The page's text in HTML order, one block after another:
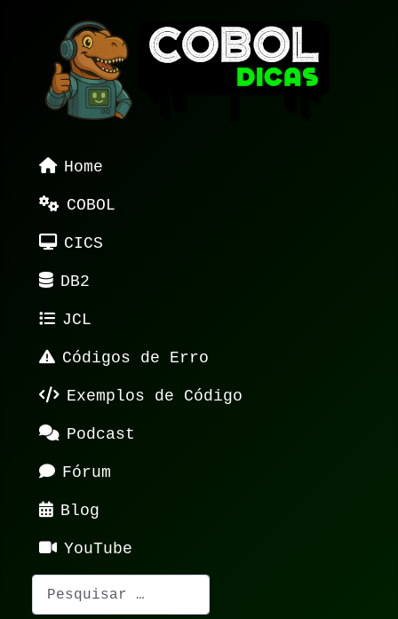
Home
COBOL
CICS
DB2
JCL
Códigos de Erro
Exemplos de Código
Podcast
Fórum
Blog
YouTube
Pesquisar